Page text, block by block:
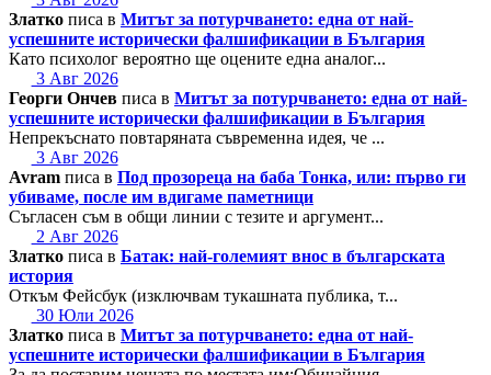
Златко писа в Митът за потурчването: една от най-
успешните исторически фалшификации в България
Като психолог вероятно ще оцените една аналог...
3 Авг 2026
Георги Ончев писа в Митът за потурчването: една от най-
успешните исторически фалшификации в България
Непрекъснато повтаряната съвременна идея, че ...
3 Авг 2026
Avram писа в Под прозореца на баба Тонка, или: първо ги
убиваме, после им вдигаме паметници
Съгласен съм в общи линии с тезите и аргумент...
2 Авг 2026
Златко писа в Батак: най-големият внос в българската
история
Откъм Фейсбук (изключвам тукашната публика, т...
30 Юли 2026
Златко писа в Митът за потурчването: една от най-
успешните исторически фалшификации в България